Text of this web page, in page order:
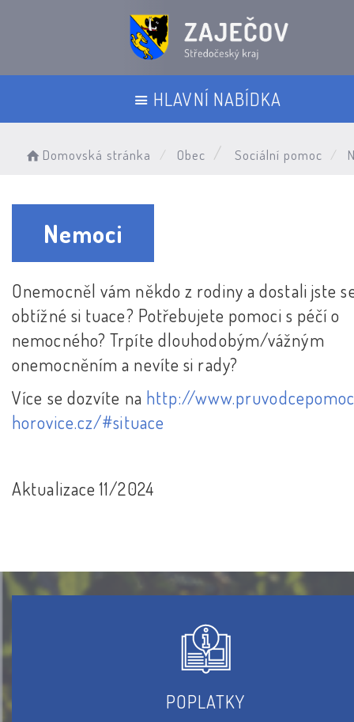
HLAVNÍ NABÍDKA
Domovská stránka Obec Sociální pomoc
Nemoci
Onemocněl vám někdo z rodiny a dostali jste
obtížné si tuace? Potřebujete pomoci s péčí o
nemocného? Trpíte dlouhodobým/vážným
onemocněním a nevíte si rady?
Více se dozvíte na http://
horovice.cz/#situace
Aktualizace 11/2024
POPLATKY